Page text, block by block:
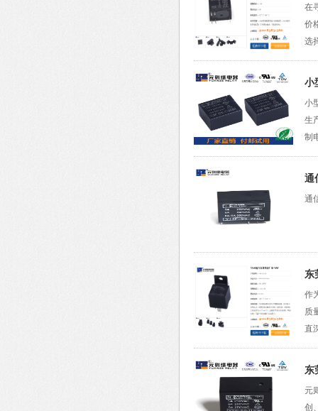
在
价
选
小
小
生
制
通
通
东
作
质
直
东
元
创